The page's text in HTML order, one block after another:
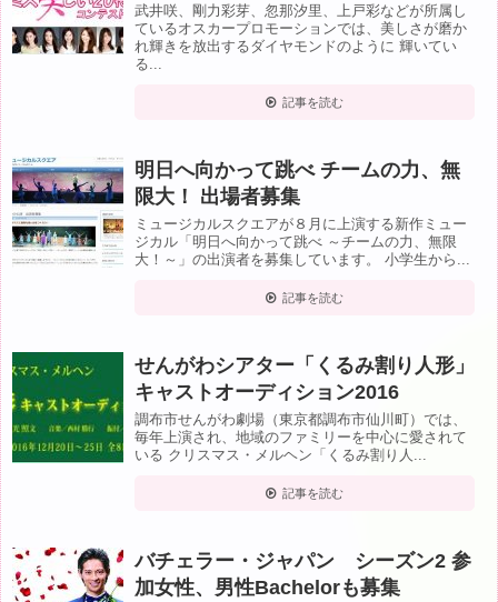
武井咲、剛力彩芽、忽那汐里、上戸彩などが所属し
ているオスカープロモーションでは、美しさが磨か
れ輝きを放出するダイヤモンドのように 輝いてい
る...
記事を読む
明日へ向かって跳べ チームの力、無
限大！ 出場者募集
ミュージカルスクエアが８月に上演する新作ミュー
ジカル「明日へ向かって跳べ ～チームの力、無限
大！～」の出演者を募集しています。 小学生から...
記事を読む
せんがわシアター「くるみ割り人形」
キャストオーディション2016
調布市せんがわ劇場（東京都調布市仙川町）では、
毎年上演され、地域のファミリーを中心に愛されて
いる クリスマス・メルヘン「くるみ割り人...
記事を読む
バチェラー・ジャパン シーズン2 参
加女性、男性Bachelorも募集